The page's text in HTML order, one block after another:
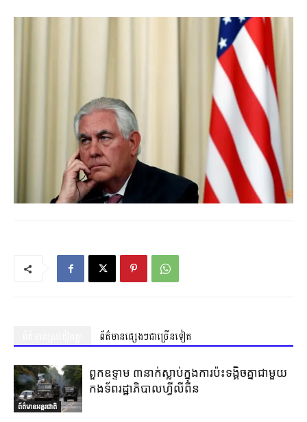
ព័ត៌មានផ្សេងៗជាច្រើនទៀត
ព័ត៌មានអន្តរជាតិ
ពួកឧទ្ទាម ៣នាក់ស្លាប់ក្នុងការប៉ះទង្គិចគ្នាជាមួយ
កងទ័ពរដ្ឋាភិបាលហ្វីលីពីន